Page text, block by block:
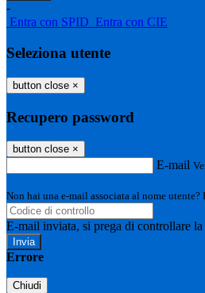
-
Entra con SPID Entra con CIE
Seleziona utente
button close ×
Recupero password
button close ×
E-mail
Non hai una e-mail associata al nome
E-mail inviata, si prega di controllare
Errore
Chiudi